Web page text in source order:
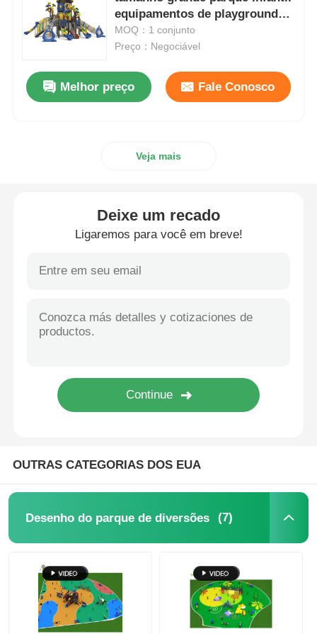
projeto de parques aquáticos
Parque infantil ao ar livre
Pequeno parque de diversões
Equipamento para Parque Aquático
equipamentos de playground
ao ar livre novo design crianças
jogos
MOQ：1 conjunto
Preço：Negociável
Melhor preço Fale Conosco
Veja mais
Deixe um recado
Ligaremos para você em breve!
OUTRAS CATEGORIAS DOS EUA
Desenho do parque de diversões (7)